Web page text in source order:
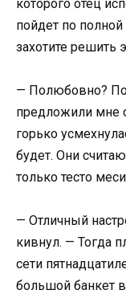
которого отец
пойдет по
захотите решить
— Полюбовно?
предложили мне
горько
будет. Они
только тесто
— Отличный
кивнул. — Тогда
сети
большой банкет